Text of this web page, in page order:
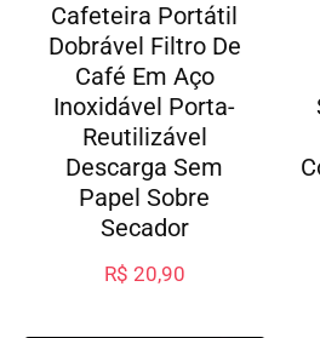
Cafeteira Portátil
Dobrável Filtro De
Café Em Aço
Inoxidável Porta-
Reutilizável
Descarga Sem
Papel Sobre
Secador
R$ 20,90